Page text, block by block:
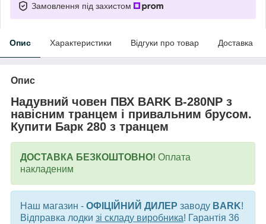
Замовлення під захистом
Опис Характеристики Відгуки про товар Доставка
Опис
Надувний човен ПВХ BARK B-280NP з
навісним транцем і привальним брусом.
Купити Барк 280 з транцем
ДОСТАВКА БЕЗКОШТОВНО! Оплата
накладеним
Наш магазин - ОФІЦІЙНИЙ ДИЛЕР заводу BARK!
Відправка лодки зі складу виробника! Гарантія 36